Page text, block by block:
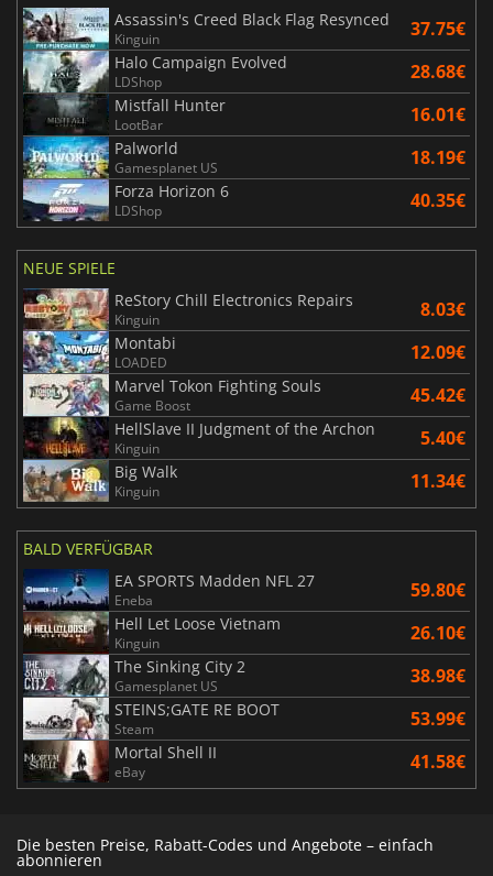
Assassin's Creed Black Flag Resynced
Kinguin 37.75€
Halo Campaign Evolved
LDShop 28.68€
Mistfall Hunter
LootBar 16.01€
Palworld
Gamesplanet US 18.19€
Forza Horizon 6
LDShop 40.35€
NEUE SPIELE
ReStory Chill Electronics Repairs
Kinguin 8.03€
Montabi
LOADED 12.09€
Marvel Tokon Fighting Souls
Game Boost 45.42€
HellSlave II Judgment of the Archon
Kinguin 5.40€
Big Walk
Kinguin 11.34€
BALD VERFÜGBAR
EA SPORTS Madden NFL 27
Eneba 59.80€
Hell Let Loose Vietnam
Kinguin 26.10€
The Sinking City 2
Gamesplanet US 38.98€
STEINS;GATE RE BOOT
Steam 53.99€
Mortal Shell II
eBay 41.58€
Die besten Preise, Rabatt-Codes und Angebote – einfach
abonnieren